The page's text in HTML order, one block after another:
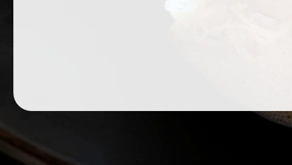
Wenn Sie den Gutscheinshop nutzen möchten müssen